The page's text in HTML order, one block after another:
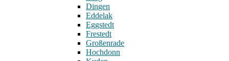
Dingen
Eddelak
Eggstedt
Frestedt
Großenrade
Hochdonn